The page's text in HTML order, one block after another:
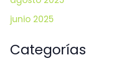
junio 2025
Categorías